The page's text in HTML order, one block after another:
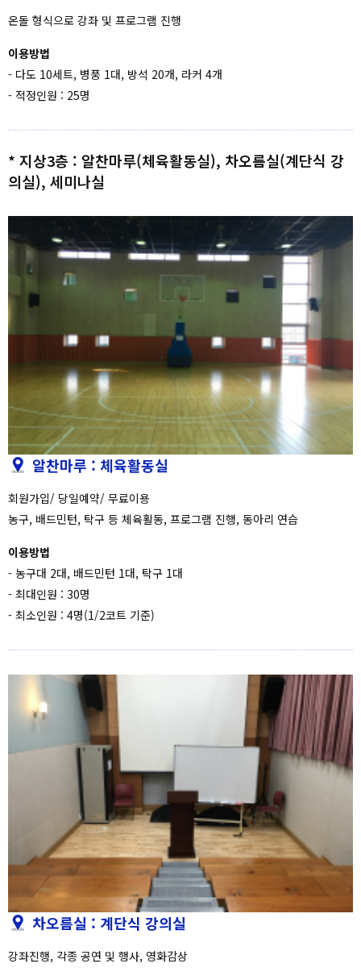
온돌 형식으로 강좌 및 프로그램 진행
이용방법
- 다도 10세트, 병풍 1대, 방석 20개, 라커 4개
- 적정인원 : 25명
* 지상3층 : 알찬마루(체육활동실), 차오름실(계단식 강
의실), 세미나실
알찬마루 : 체육활동실
회원가입/ 당일예약/ 무료이용
농구, 배드민턴, 탁구 등 체육활동, 프로그램 진행, 동아리 연습
이용방법
- 농구대 2대, 배드민턴 1대, 탁구 1대
- 최대인원 : 30명
- 최소인원 : 4명(1/2코트 기준)
차오름실 : 계단식 강의실
강좌진행, 각종 공연 및 행사, 영화감상